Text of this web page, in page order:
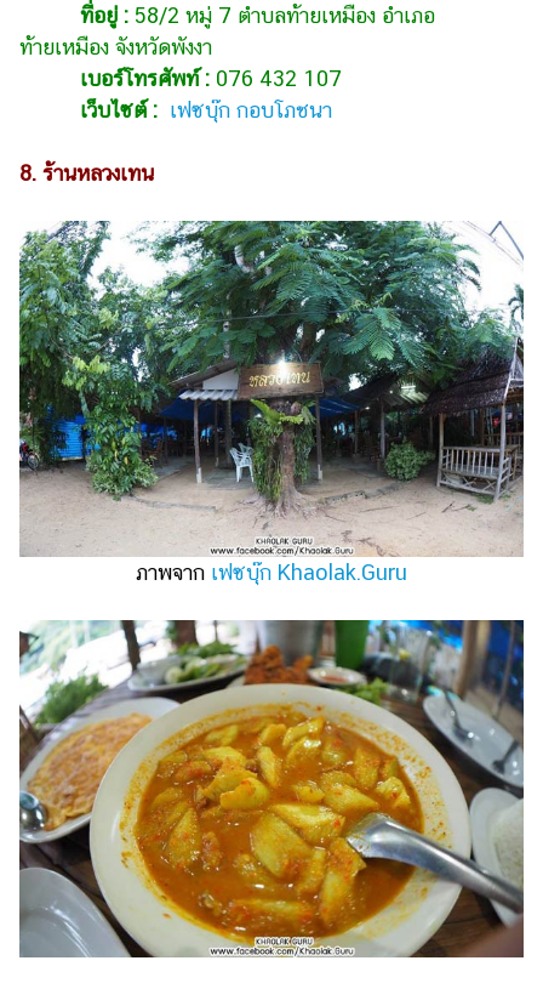
ที่อยู่ : 58/2 หมู่ 7 ตำบลท้ายเหมือง อำเภอ
ท้ายเหมือง จังหวัดพังงา
เบอร์โทรศัพท์ : 076 432 107
เว็บไซต์ : เฟซบุ๊ก กอบโภชนา
8. ร้านหลวงเทน
ภาพจาก เฟซบุ๊ก Khaolak.Guru